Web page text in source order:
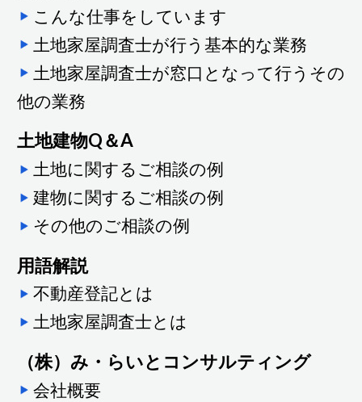
こんな仕事をしています
土地家屋調査士が行う基本的な業務
土地家屋調査士が窓口となって行うその
他の業務
土地建物Q＆A
土地に関するご相談の例
建物に関するご相談の例
その他のご相談の例
用語解説
不動産登記とは
土地家屋調査士とは
（株）み・らいとコンサルティング
会社概要